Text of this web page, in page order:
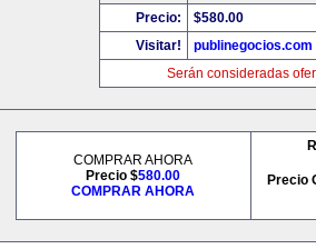
Precio:
$580.00
Visitar!
publinegocios.com
Serán consideradas
COMPRAR AHORA
Precio $580.00
COMPRAR AHORA
Precio